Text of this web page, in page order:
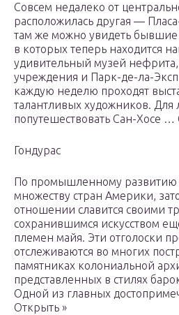
Совсем недалеко от
расположилась другая —
там же можно увидеть бывшие
в которых теперь находится
удивительный музей
учреждения и Парк-де-ла-
каждую неделю проходят
талантливых художников. Для
попутешествовать Сан-Хосе …
Гондурас
По промышленному развитию
множеству стран Америки,
отношении славится своими
сохранившимся искусством
племен майя. Эти отголоски
отслеживаются во многих
памятниках колониальной
представленных в стилях
Одной из главных
Открыть »